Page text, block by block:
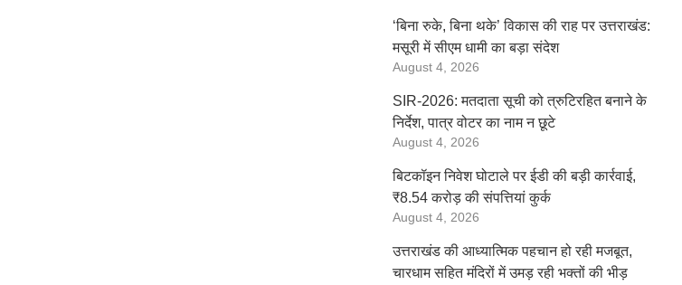
‘बिना रुके, बिना थके’ विकास की राह पर उत्तराखंड:
मसूरी में सीएम धामी का बड़ा संदेश
August 4, 2026
SIR-2026: मतदाता सूची को त्रुटिरहित बनाने के
निर्देश, पात्र वोटर का नाम न छूटे
August 4, 2026
बिटकॉइन निवेश घोटाले पर ईडी की बड़ी कार्रवाई,
₹8.54 करोड़ की संपत्तियां कुर्क
August 4, 2026
उत्तराखंड की आध्यात्मिक पहचान हो रही मजबूत,
चारधाम सहित मंदिरों में उमड़ रही भक्तों की भीड़